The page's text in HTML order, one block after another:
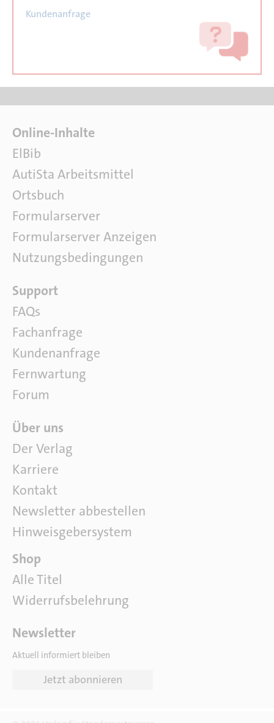
Kundenanfrage
F
a
c
h
l
i
t
e
r
a
u
r
Online-Inhalte
ElBib
AutiSta Arbeitsmittel
Ortsbuch
Formularserver
Formularserver Anzeigen
Nutzungsbedingungen
S
o
f
t
w
a
r
e
Support
FAQs
Fachanfrage
Kundenanfrage
Fernwartung
Forum
Ü
b
e
r
u
n
s
Über uns
Der Verlag
Karriere
Kontakt
Newsletter abbestellen
Hinweisgebersystem
P
a
r
t
e
Shop
Alle Titel
Widerrufsbelehrung
Newsletter
Aktuell informiert bleiben
Jetzt abonnieren